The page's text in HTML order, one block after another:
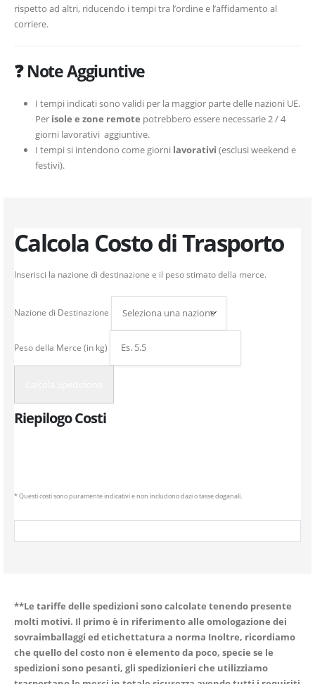
rispetto ad altri, riducendo i tempi tra l’ordine e l’affidamento al
corriere.
❓ Note Aggiuntive
I tempi indicati sono validi per la maggior parte delle nazioni UE.
Per isole e zone remote potrebbero essere necessarie 2 / 4
giorni lavorativi aggiuntive.
I tempi si intendono come giorni lavorativi (esclusi weekend e
festivi).
Calcola Costo di Trasporto
Inserisci la nazione di destinazione e il peso stimato della merce.
Nazione di Destinazione
Peso della Merce (in kg)
Riepilogo Costi
* Questi costi sono puramente indicativi e non includono dazi o tasse doganali.
**Le tariffe delle spedizioni sono calcolate tenendo presente
molti motivi. Il primo è in riferimento alle omologazione dei
sovraimballaggi ed etichettatura a norma Inoltre, ricordiamo
che quello del costo non è elemento da poco, specie se le
spedizioni sono pesanti, gli spedizionieri che utilizziamo